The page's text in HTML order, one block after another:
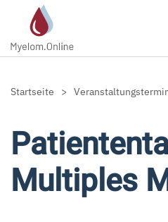
Zum Hauptinhalt springen
Startseite
Multiples